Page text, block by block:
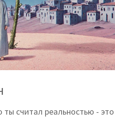
считал реальностью -